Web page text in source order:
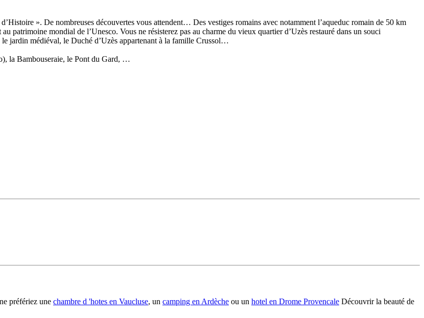
». De nombreuses découvertes vous attendent… Des vestiges romains avec notamment l’aqueduc romain de 50 km
patrimoine mondial de l’Unesco. Vous ne résisterez pas au charme du vieux quartier d’Uzès restauré dans un souci
jardin médiéval, le Duché d’Uzès appartenant à la famille Crussol…
la Bambouseraie, le Pont du Gard, …
préfériez une chambre d 'hotes en Vaucluse, un camping en Ardèche ou un hotel en Drome Provencale Découvrir la beauté de